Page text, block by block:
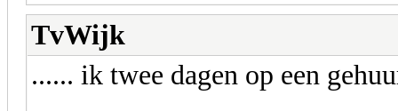
TvWijk
...... ik twee dagen op een